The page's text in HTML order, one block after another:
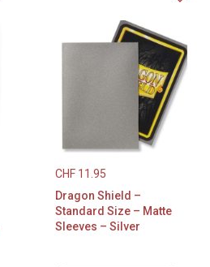
CHF 11.95
Dragon Shield –
Standard Size – Matte
Sleeves – Silver